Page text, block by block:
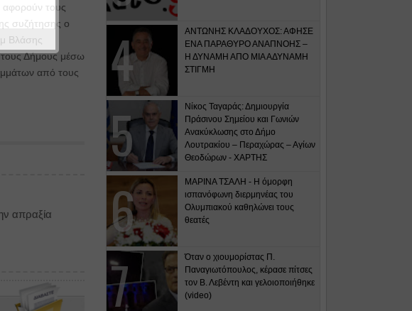
τους
συζήτησης ο
Βλάσης
τους Δήμους μέσω
από τους
απραξία
ΑΝΤΩΝΗΣ ΚΛΑΔΟΥΧΟΣ: ΑΦΗΣΕ
ΕΝΑ ΠΑΡΑΘΥΡΟ ΑΝΑΠΝΟΗΣ –
Η ΔΥΝΑΜΗ ΑΠΟ ΜΙΑ ΑΔΥΝΑΜΗ
ΣΤΙΓΜΗ
Νίκος Ταγαράς: Δημιουργία
Πράσινου Σημείου και Γωνιών
Ανακύκλωσης στο Δήμο
Λουτρακίου – Περαχώρας – Αγίων
Θεοδώρων - ΧΑΡΤΗΣ
ΜΑΡΙΝΑ ΤΣΑΛΗ - Η όμορφη
ισπανόφωνη διερμηνέας του
Ολυμπιακού καθηλώνει τους
θεατές
Όταν ο χιουμορίστας Π.
Παναγιωτόπουλος, κέρασε πίτσες
τον Β. Λεβέντη και γελοιοποιήθηκε
(video)